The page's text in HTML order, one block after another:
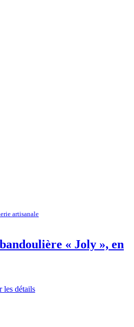
artisanale
« Joly », en
les détails